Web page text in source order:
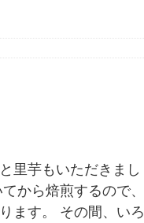
里芋もいただきまし
から焙煎するので、
ます。 その間、いろ